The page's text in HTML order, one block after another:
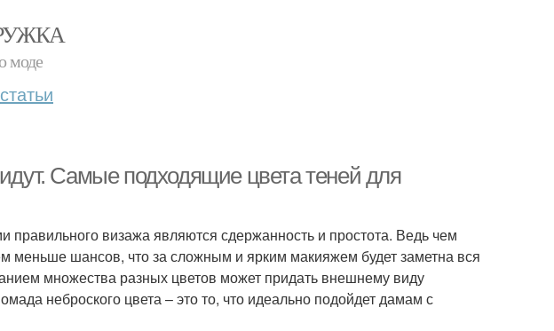
моде
статьи
Самые подходящие цвета теней для
визажа являются сдержанность и простота. Ведь чем
меньше шансов, что за сложным и ярким макияжем будет заметна вся
множества разных цветов может придать внешнему виду
неброского цвета – это то, что идеально подойдет дамам с